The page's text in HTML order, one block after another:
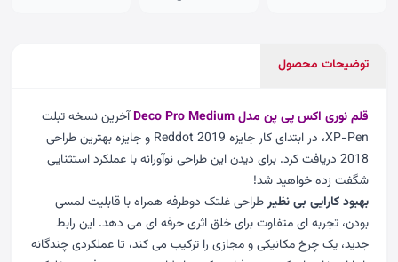
توضیحات محصول
قلم نوری اکس پی پن مدل Deco Pro Medium
آخرین نسخه تبلت
XP-Pen، در ابتدای کار جایزه Reddot 2019 و جایزه بهترین طراحی
2018 دریافت کرد. برای دیدن این طراحی نوآورانه با عملکرد استثنایی
شگفت زده خواهید شد!
بهبود کارایی بی نظیرطراحی غلتک دوطرفه همراه با قابلیت لمسی
بودن، تجربه ای متفاوت برای خلق اثری حرفه ای می دهد. این رابط
جدید، یک چرخ مکانیکی و مجازی را ترکیب می کند، تا عملکردی چندگانه